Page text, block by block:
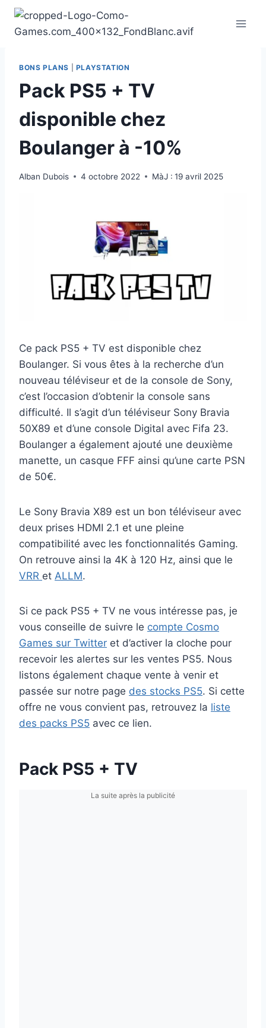
Aller
contenu
BONS PLANS PLAYSTATION
Pack PS5 + TV
disponible chez
Boulanger à -10%
Alban Dubois 4 octobre 2022 MàJ : 19 avril 2025
Ce pack PS5 + TV est disponible chez
Boulanger. Si vous êtes à la recherche d’un
nouveau téléviseur et de la console de Sony,
c’est l’occasion d’obtenir la console sans
difficulté. Il s’agit d’un téléviseur Sony Bravia
50X89 et d’une console Digital avec Fifa 23.
Boulanger a également ajouté une deuxième
manette, un casque FFF ainsi qu’une carte PSN
de 50€.
Le Sony Bravia X89 est un bon téléviseur avec
deux prises HDMI 2.1 et une pleine
compatibilité avec les fonctionnalités Gaming.
On retrouve ainsi la 4K à 120 Hz, ainsi que le
VRR et ALLM.
Si ce pack PS5 + TV ne vous intéresse pas, je
vous conseille de suivre le compte Cosmo
Games sur Twitter et d’activer la cloche pour
recevoir les alertes sur les ventes PS5. Nous
listons également chaque vente à venir et
passée sur notre page des stocks PS5. Si cette
offre ne vous convient pas, retrouvez la liste
des packs PS5 avec ce lien.
Pack PS5 + TV
La suite après la publicité